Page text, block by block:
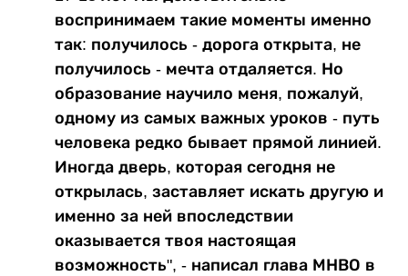
воспринимаем такие моменты именно
так: получилось - дорога открыта, не
получилось - мечта отдаляется. Но
образование научило меня, пожалуй,
одному из самых важных уроков - путь
человека редко бывает прямой линией.
Иногда дверь, которая сегодня не
открылась, заставляет искать другую и
именно за ней впоследствии
оказывается твоя настоящая
возможность", - написал глава МНВО в